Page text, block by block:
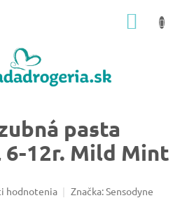
pasta
12r. Mild Mint
hodnotenia Značka:Sensodyne